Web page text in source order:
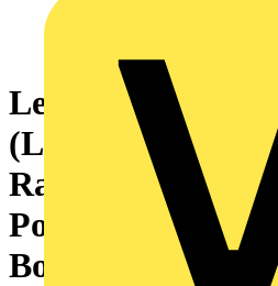
Raster in mm:
Polzahl: 9,
Box